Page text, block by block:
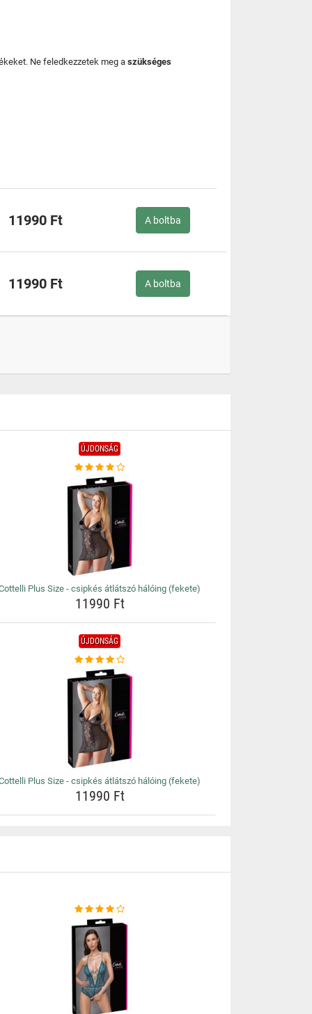
Ne feledkezzetek meg aszükséges
11990 Ft A boltba
11990 Ft A boltba
ÚJDONSÁG
Plus Size - csipkés átlátszó hálóing (fekete)
11990 Ft
ÚJDONSÁG
Plus Size - csipkés átlátszó hálóing (fekete)
11990 Ft